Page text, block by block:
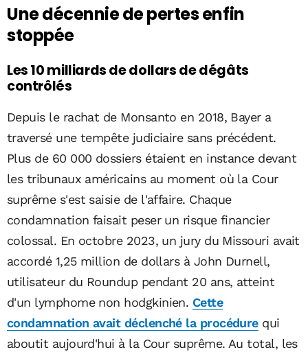
Une décennie de pertes enfin
stoppée
Les 10 milliards de dollars de dégâts
contrôlés
Depuis le rachat de Monsanto en 2018, Bayer a
traversé une tempête judiciaire sans précédent.
Plus de 60 000 dossiers étaient en instance devant
les tribunaux américains au moment où la Cour
suprême s'est saisie de l'affaire. Chaque
condamnation faisait peser un risque financier
colossal. En octobre 2023, un jury du Missouri avait
accordé 1,25 million de dollars à John Durnell,
utilisateur du Roundup pendant 20 ans, atteint
d'un lymphome non hodgkinien. Cette
condamnation avait déclenché la procédurequi
aboutit aujourd'hui à la Cour suprême. Au total, les